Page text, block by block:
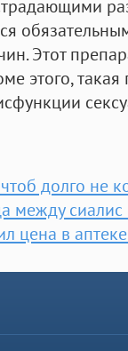
Этот
этого, такая
долго не
между сиалис
цена в